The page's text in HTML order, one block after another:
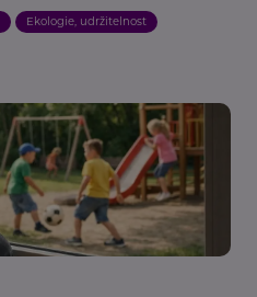
Ekologie, udržitelnost